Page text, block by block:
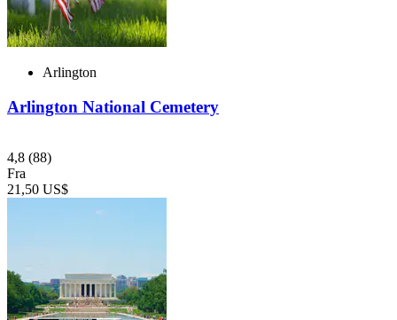
Arlington
Arlington National Cemetery
4,8 (88)
Fra
21,50 US$